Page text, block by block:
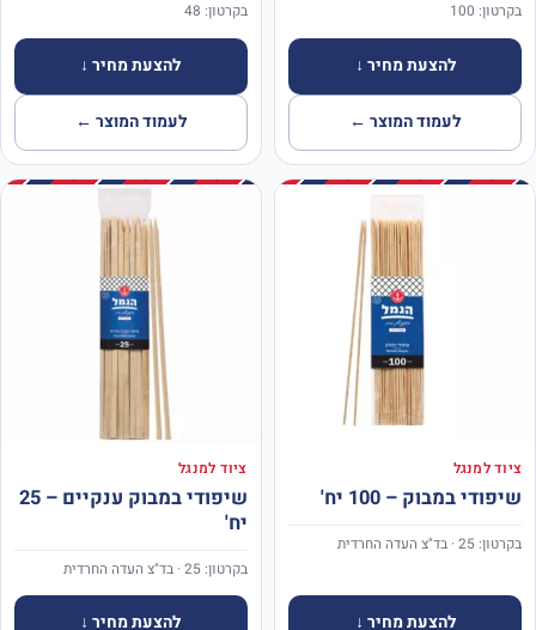
בקרטון: 100
להצעת מחיר ↓
לעמוד המוצר ←
בקרטון: 48
להצעת מחיר ↓
לעמוד המוצר ←
ציוד למנגל
שיפודי במבוק – 100 יח'
בקרטון: 25 · בד"צ העדה החרדית
להצעת מחיר ↓
ציוד למנגל
שיפודי במבוק ענקיים – 25
יח'
בקרטון: 25 · בד"צ העדה החרדית
להצעת מחיר ↓